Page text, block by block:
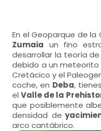
En el Geoparque de
Zumaia un fino
desarrollar la teoría
debido a un
Cretácico y el
coche, en Deba,
elValle de la
que posiblemente
densidad de
arco cantábrico.